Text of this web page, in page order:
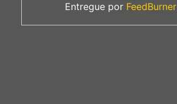
Entregue por FeedBurner